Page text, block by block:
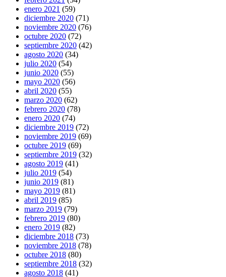
enero 2021 (59)
diciembre 2020 (71)
noviembre 2020 (76)
octubre 2020 (72)
septiembre 2020 (42)
agosto 2020 (34)
julio 2020 (54)
junio 2020 (55)
mayo 2020 (56)
abril 2020 (55)
marzo 2020 (62)
febrero 2020 (78)
enero 2020 (74)
diciembre 2019 (72)
noviembre 2019 (69)
octubre 2019 (69)
septiembre 2019 (32)
agosto 2019 (41)
julio 2019 (54)
junio 2019 (81)
mayo 2019 (81)
abril 2019 (85)
marzo 2019 (79)
febrero 2019 (80)
enero 2019 (82)
diciembre 2018 (73)
noviembre 2018 (78)
octubre 2018 (80)
septiembre 2018 (32)
agosto 2018 (41)